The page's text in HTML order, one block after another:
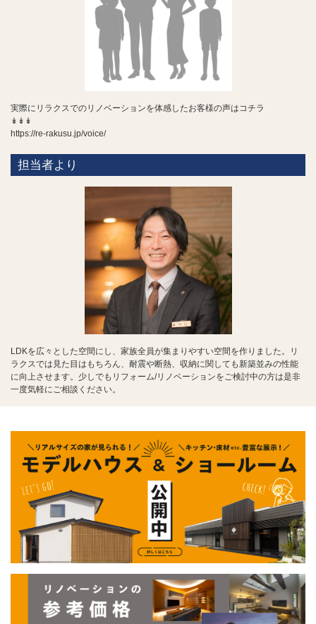
実際にリラクスでのリノベーションを体感したお客様の声はコチラ
↡↡↡
https://re-rakusu.jp/voice/
担当者より
LDKを広々とした空間にし、家族全員が集まりやすい空間を作りました。リ
ラクスでは見た目はもちろん、耐震や断熱、収納に関しても新築並みの性能
に向上させます。少しでもリフォーム/リノベーションをご検討中の方は是非
一度気軽にご相談ください。